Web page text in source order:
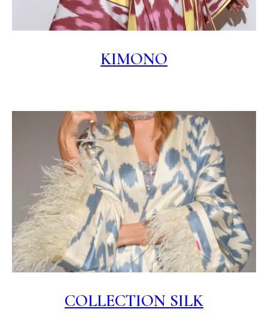
KIMONO
COLLECTION SILK